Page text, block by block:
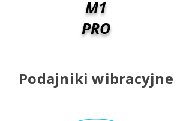
M1
PRO
Podajniki wibracyjne